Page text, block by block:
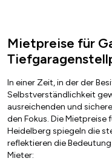
Mietpreise für
In einer Zeit, in der der
Selbstverständlichkeit
ausreichenden und
den Fokus. Die Mietpreise
Heidelberg spiegeln die
reflektieren die
Mieter: